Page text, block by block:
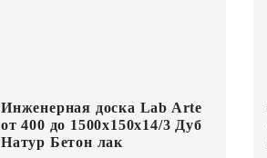
Инженерная доска Lab Arte
от 400 до 1500х150х14/3 Дуб
Натур Бетон лак